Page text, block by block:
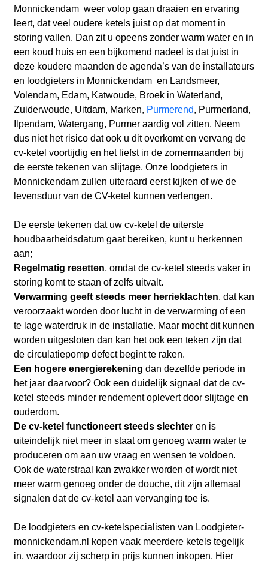
Monnickendam weer volop gaan draaien en ervaring
leert, dat veel oudere ketels juist op dat moment in
storing vallen. Dan zit u opeens zonder warm water en in
een koud huis en een bijkomend nadeel is dat juist in
deze koudere maanden de agenda’s van de installateurs
en loodgieters in Monnickendam en Landsmeer,
Volendam, Edam, Katwoude, Broek in Waterland,
Zuiderwoude, Uitdam, Marken, Purmerend, Purmerland,
Ilpendam, Watergang, Purmer aardig vol zitten. Neem
dus niet het risico dat ook u dit overkomt en vervang de
cv-ketel voortijdig en het liefst in de zomermaanden bij
de eerste tekenen van slijtage. Onze loodgieters in
Monnickendam zullen uiteraard eerst kijken of we de
levensduur van de CV-ketel kunnen verlengen.
De eerste tekenen dat uw cv-ketel de uiterste
houdbaarheidsdatum gaat bereiken, kunt u herkennen
aan;
Regelmatig resetten, omdat de cv-ketel steeds vaker in
storing komt te staan of zelfs uitvalt.
Verwarming geeft steeds meer herrieklachten, dat kan
veroorzaakt worden door lucht in de verwarming of een
te lage waterdruk in de installatie. Maar mocht dit kunnen
worden uitgesloten dan kan het ook een teken zijn dat
de circulatiepomp defect begint te raken.
Een hogere energierekening dan dezelfde periode in
het jaar daarvoor? Ook een duidelijk signaal dat de cv-
ketel steeds minder rendement oplevert door slijtage en
ouderdom.
De cv-ketel functioneert steeds slechteren is
uiteindelijk niet meer in staat om genoeg warm water te
produceren om aan uw vraag en wensen te voldoen.
Ook de waterstraal kan zwakker worden of wordt niet
meer warm genoeg onder de douche, dit zijn allemaal
signalen dat de cv-ketel aan vervanging toe is.
De loodgieters en cv-ketelspecialisten van Loodgieter-
monnickendam.nl kopen vaak meerdere ketels tegelijk
in, waardoor zij scherp in prijs kunnen inkopen. Hier